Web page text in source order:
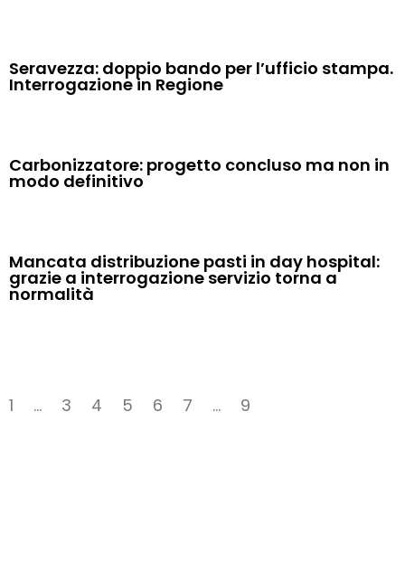
Seravezza: doppio bando per l’ufficio stampa.
Interrogazione in Regione
Carbonizzatore: progetto concluso ma non in
modo definitivo
Mancata distribuzione pasti in day hospital:
grazie a interrogazione servizio torna a
normalità
1 … 3 4 5 6 7 … 9